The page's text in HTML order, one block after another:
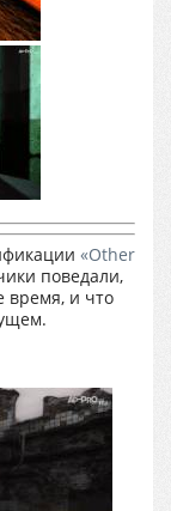
«Other
поведали,
время, и что